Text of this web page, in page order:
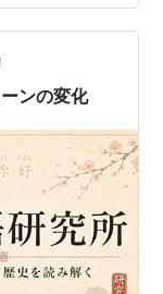
外流出を招く
る。 フクロウ
事の際に浮き
ンの変化